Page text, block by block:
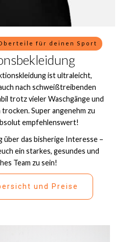
für deinen Sport
ist ultraleicht,
nach schweißtreibenden
trotz vieler Waschgänge und
Super angenehm zu
empfehlenswert!
über das bisherige Interesse –
ein starkes, gesundes und
Team zu sein!
und Preise